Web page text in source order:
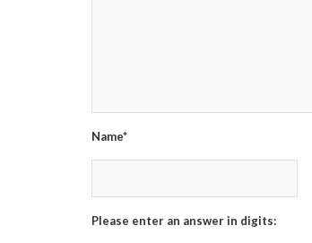
Name*
Please enter an answer in digits: